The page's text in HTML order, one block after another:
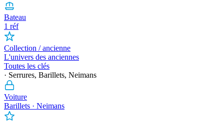
Bateau
1 réf
Collection / ancienne
L'univers des anciennes
Toutes les clés
· Serrures, Barillets, Neimans
Voiture
Barillets · Neimans